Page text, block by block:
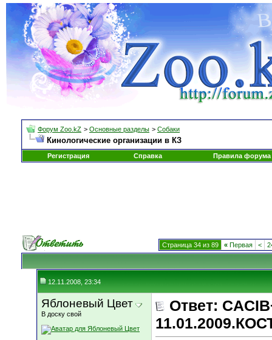
Форум Zoo.kZ > Основные разделы > Собаки
Кинологические организации в КЗ
Регистрация Справка Правила форума
Страница 34 из 89 « Первая <
12.11.2008, 23:34
Яблоневый Цвет
В доску свой
Ответ: